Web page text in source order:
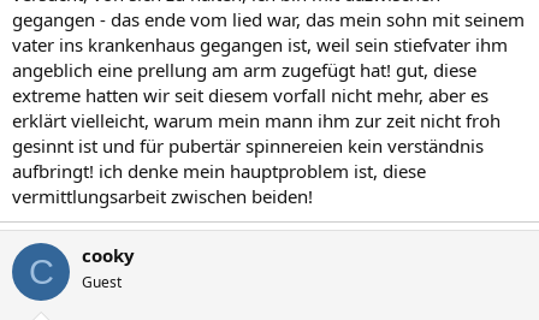
gegangen - das ende vom lied war, das mein sohn mit seinem
vater ins krankenhaus gegangen ist, weil sein stiefvater ihm
angeblich eine prellung am arm zugefügt hat! gut, diese
extreme hatten wir seit diesem vorfall nicht mehr, aber es
erklärt vielleicht, warum mein mann ihm zur zeit nicht froh
gesinnt ist und für pubertär spinnereien kein verständnis
aufbringt! ich denke mein hauptproblem ist, diese
vermittlungsarbeit zwischen beiden!
C cooky
Guest